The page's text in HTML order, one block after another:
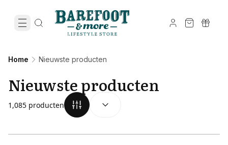
Home Nieuwste producten
Nieuwste producten
1,085 producten